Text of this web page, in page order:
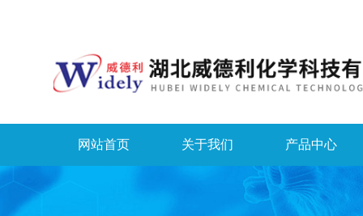
网站首页 关于我们 产品中心